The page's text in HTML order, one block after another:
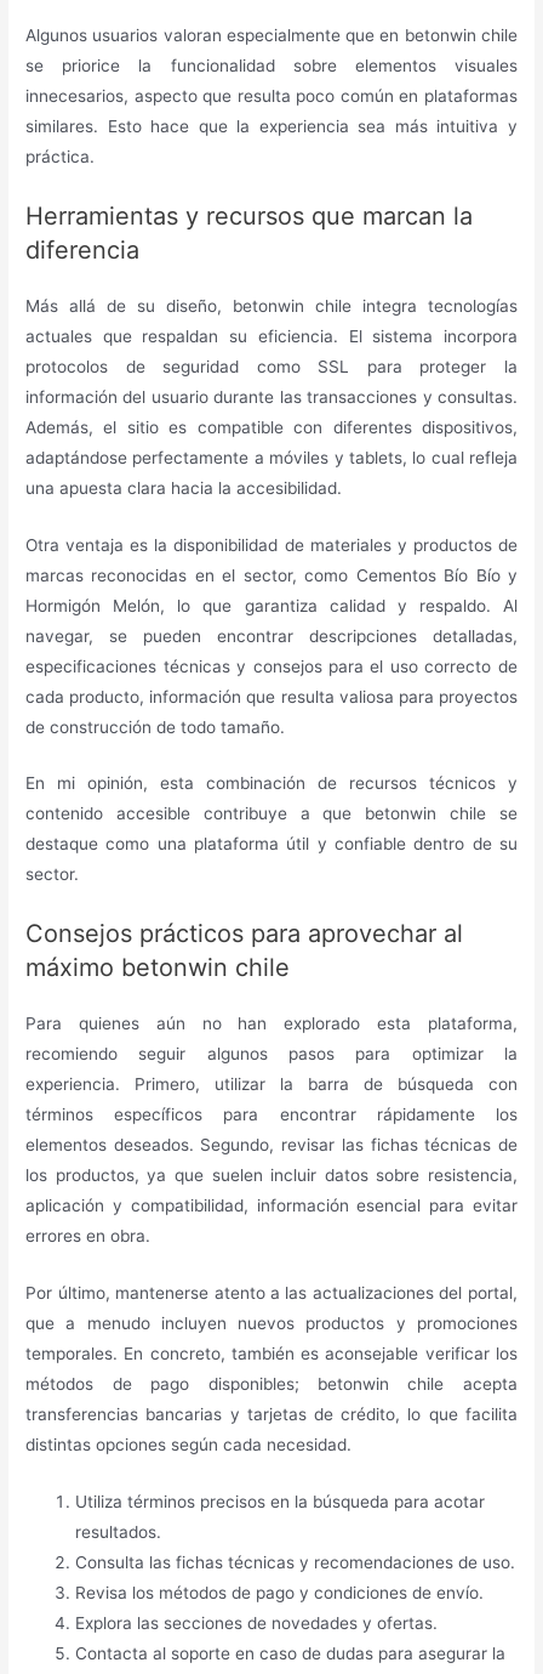
Algunos usuarios valoran especialmente que en betonwin chile
se priorice la funcionalidad sobre elementos visuales
innecesarios, aspecto que resulta poco común en plataformas
similares. Esto hace que la experiencia sea más intuitiva y
práctica.
Herramientas y recursos que marcan la
diferencia
Más allá de su diseño, betonwin chile integra tecnologías
actuales que respaldan su eficiencia. El sistema incorpora
protocolos de seguridad como SSL para proteger la
información del usuario durante las transacciones y consultas.
Además, el sitio es compatible con diferentes dispositivos,
adaptándose perfectamente a móviles y tablets, lo cual refleja
una apuesta clara hacia la accesibilidad.
Otra ventaja es la disponibilidad de materiales y productos de
marcas reconocidas en el sector, como Cementos Bío Bío y
Hormigón Melón, lo que garantiza calidad y respaldo. Al
navegar, se pueden encontrar descripciones detalladas,
especificaciones técnicas y consejos para el uso correcto de
cada producto, información que resulta valiosa para proyectos
de construcción de todo tamaño.
En mi opinión, esta combinación de recursos técnicos y
contenido accesible contribuye a que betonwin chile se
destaque como una plataforma útil y confiable dentro de su
sector.
Consejos prácticos para aprovechar al
máximo betonwin chile
Para quienes aún no han explorado esta plataforma,
recomiendo seguir algunos pasos para optimizar la
experiencia. Primero, utilizar la barra de búsqueda con
términos específicos para encontrar rápidamente los
elementos deseados. Segundo, revisar las fichas técnicas de
los productos, ya que suelen incluir datos sobre resistencia,
aplicación y compatibilidad, información esencial para evitar
errores en obra.
Por último, mantenerse atento a las actualizaciones del portal,
que a menudo incluyen nuevos productos y promociones
temporales. En concreto, también es aconsejable verificar los
métodos de pago disponibles; betonwin chile acepta
transferencias bancarias y tarjetas de crédito, lo que facilita
distintas opciones según cada necesidad.
Utiliza términos precisos en la búsqueda para acotar
resultados.
Consulta las fichas técnicas y recomendaciones de uso.
Revisa los métodos de pago y condiciones de envío.
Explora las secciones de novedades y ofertas.
Contacta al soporte en caso de dudas para asegurar la